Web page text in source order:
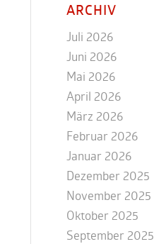
ARCHIV
Juli 2026
Juni 2026
Mai 2026
April 2026
März 2026
Februar 2026
Januar 2026
Dezember 2025
November 2025
Oktober 2025
September 2025